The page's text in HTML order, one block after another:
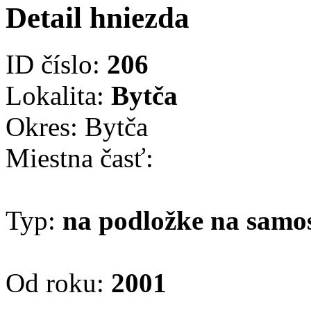
Detail hniezda
ID číslo: 206
Lokalita: Bytča
Okres: Bytča
Miestna časť:
Typ: na podložke na
Od roku: 2001